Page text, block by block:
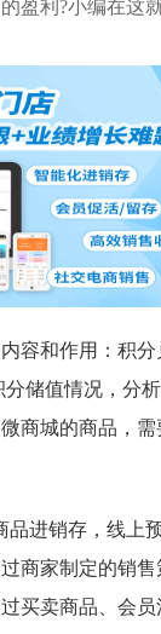
盈利?小编在这
和作用：积分
储值情况，分
商城的商品，
销存，线上预
商家制定的销
买卖商品、会